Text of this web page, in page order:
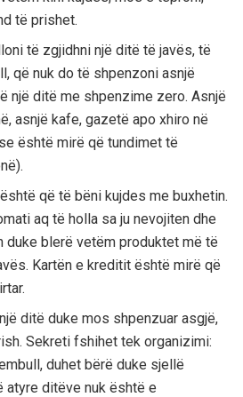
të prishet.
të zgjidhni një ditë të javës, të
që nuk do të shpenzoni asnjë
një ditë me shpenzime zero. Asnjë
asnjë kafe, gazetë apo xhiro në
është mirë që tundimet të
që të bëni kujdes me buxhetin.
aq të holla sa ju nevojiten dhe
duke blerë vetëm produktet më të
Kartën e kreditit është mirë që
ditë duke mos shpenzuar asgjë,
Sekreti fshihet tek organizimi:
duhet bërë duke sjellë
atyre ditëve nuk është e